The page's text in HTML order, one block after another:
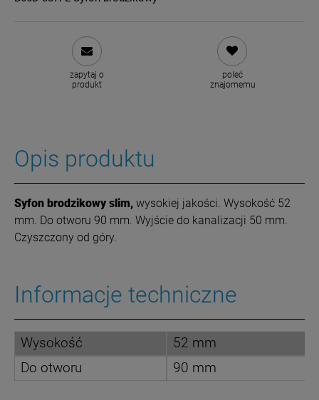
zapytaj o
produkt
poleć
znajomemu
Opis produktu
Syfon brodzikowy slim, wysokiej jakości. Wysokość 52
mm. Do otworu 90 mm. Wyjście do kanalizacji 50 mm.
Czyszczony od góry.
Informacje techniczne
Wysokość
52 mm
Do otworu
90 mm